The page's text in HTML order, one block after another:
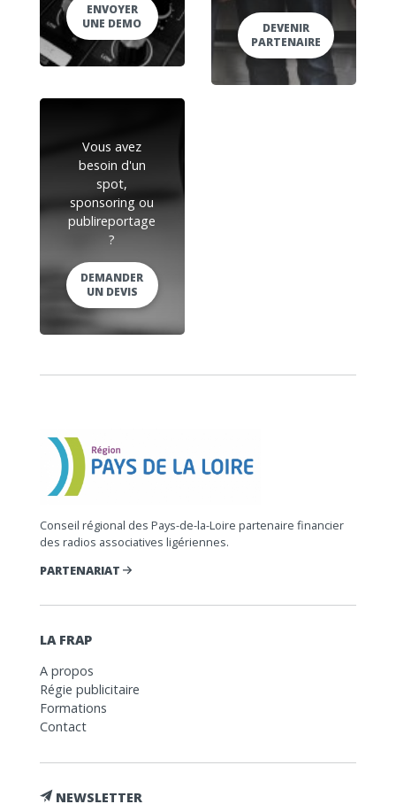
ENVOYER
UNE DEMO
DEVENIR
PARTENAIRE
Vous avez
besoin d'un
spot,
sponsoring ou
publireportage
?
DEMANDER
UN DEVIS
Conseil régional des Pays-de-la-Loire partenaire financier
des radios associatives ligériennes.
PARTENARIAT
LA FRAP
A propos
Régie publicitaire
Formations
Contact
NEWSLETTER